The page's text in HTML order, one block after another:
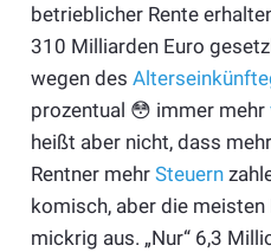
betrieblicher Rente
310 Milliarden Euro
wegen des
prozentual 😳 immer mehr
heißt aber nicht, dass
Rentner mehr Steuern
komisch, aber die
mickrig aus. „Nur“ 6,3